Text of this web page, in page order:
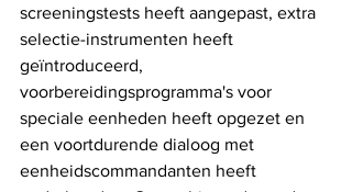
screeningstests heeft aangepast, extra
selectie-instrumenten heeft
geïntroduceerd,
voorbereidingsprogramma's voor
speciale eenheden heeft opgezet en
een voortdurende dialoog met
eenheidscommandanten heeft